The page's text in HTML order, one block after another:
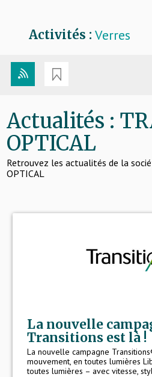
Activités : Verres
Actualités :
OPTICAL
Retrouvez les actualités de la
OPTICAL
La nouvelle
Transitions est là !
La nouvelle campagne
mouvement, en toutes lumières
toutes lumières – avec vitesse,